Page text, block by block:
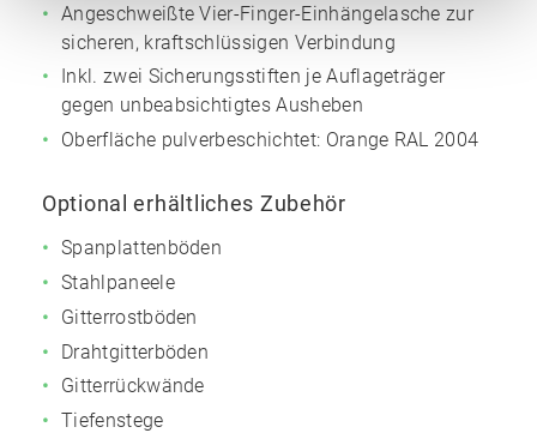
Angeschweißte Vier-Finger-Einhängelasche zur
sicheren, kraftschlüssigen Verbindung
Inkl. zwei Sicherungsstiften je Auflageträger
gegen unbeabsichtigtes Ausheben
Oberfläche pulverbeschichtet: Orange RAL 2004
Optional erhältliches Zubehör
Spanplattenböden
Stahlpaneele
Gitterrostböden
Drahtgitterböden
Gitterrückwände
Tiefenstege